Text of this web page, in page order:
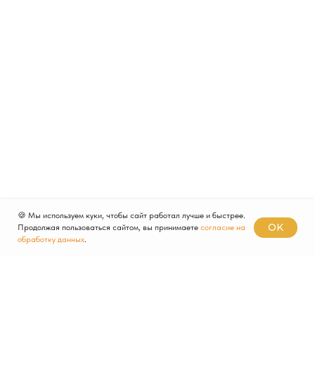
🍪 Мы используем куки, чтобы сайт работал лучше и быстрее.
Продолжая пользоваться сайтом, вы принимаете согласие на
обработку данных.
OK